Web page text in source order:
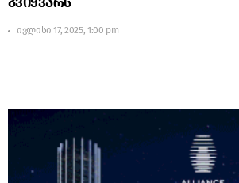
ივლისი 17, 2025, 1:00 pm